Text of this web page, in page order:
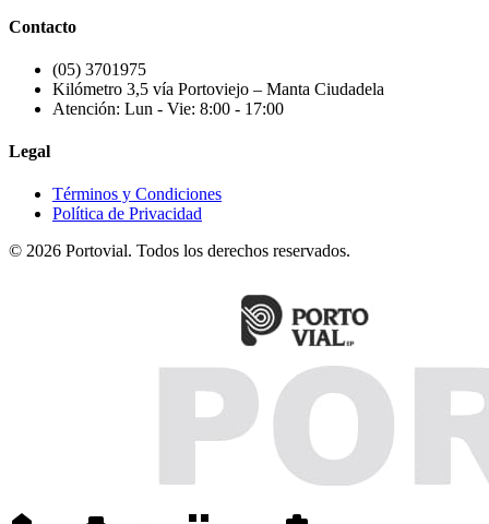
Contacto
(05) 3701975
Kilómetro 3,5 vía Portoviejo – Manta Ciudadela
Atención: Lun - Vie: 8:00 - 17:00
Legal
Términos y Condiciones
Política de Privacidad
© 2026 Portovial. Todos los derechos reservados.